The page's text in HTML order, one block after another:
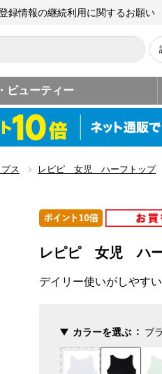
録情報の継続利用に関するお願い
ビューティー
ス レピピ 女児 ハーフトップ
レピピ 女児 ハ
デイリー使いがしやす
カラーを選ぶ ブ